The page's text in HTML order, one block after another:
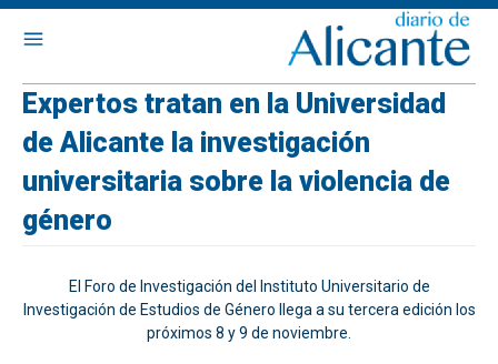
Expertos tratan en la Universidad
de Alicante la investigación
universitaria sobre la violencia de
género
El Foro de Investigación del Instituto Universitario de
Investigación de Estudios de Género llega a su tercera edición los
próximos 8 y 9 de noviembre.